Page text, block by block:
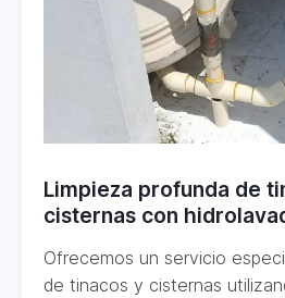
Limpieza profunda de
cisternas con
Ofrecemos un servicio
de tinacos y cisternas